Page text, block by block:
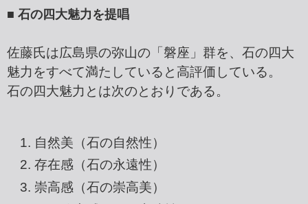
■ 石の四大魅力を提唱
佐藤氏は広島県の弥山の「磐座」群を、石の四大
魅力をすべて満たしていると高評価している。
石の四大魅力とは次のとおりである。
自然美（石の自然性）
存在感（石の永遠性）
崇高感（石の崇高美）